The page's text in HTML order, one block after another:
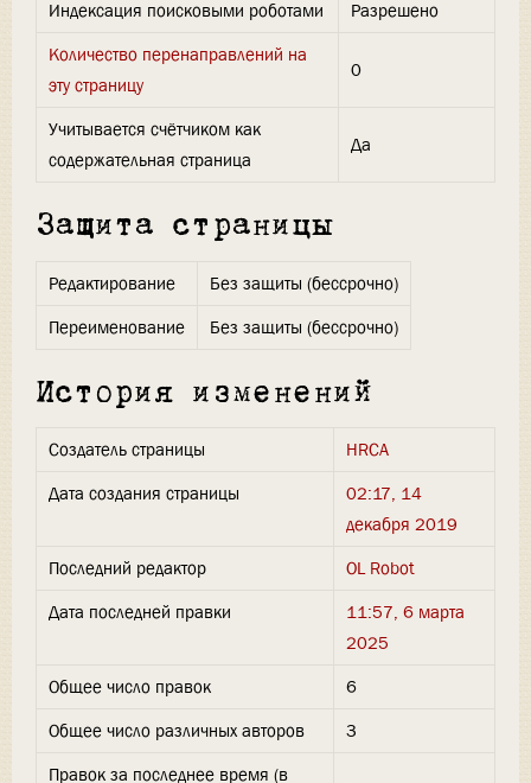
Индексация поисковыми роботами
Разрешено
Количество перенаправлений на
эту страницу
0
Учитывается счётчиком как
содержательная страница
Да
Защита страницы
Редактирование
Без защиты (бессрочно)
Переименование
Без защиты (бессрочно)
История изменений
Создатель страницы
HRCA
Дата создания страницы
02:17, 14
декабря 2019
Последний редактор
OL Robot
Дата последней правки
11:57, 6 марта
2025
Общее число правок
6
Общее число различных авторов
3
Правок за последнее время (в